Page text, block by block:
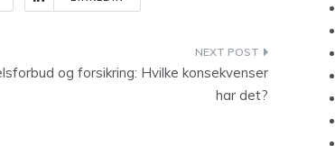
og forsikring: Hvilke konsekvenser
har det?